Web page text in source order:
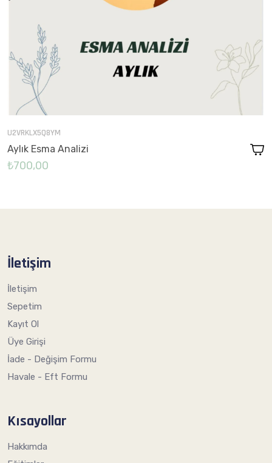
U2VRKLX5Q8YM
Aylık Esma Analizi
₺700,00
İletişim
İletişim
Sepetim
Kayıt Ol
Üye Girişi
İade - Değişim Formu
Havale - Eft Formu
Kısayollar
Hakkımda